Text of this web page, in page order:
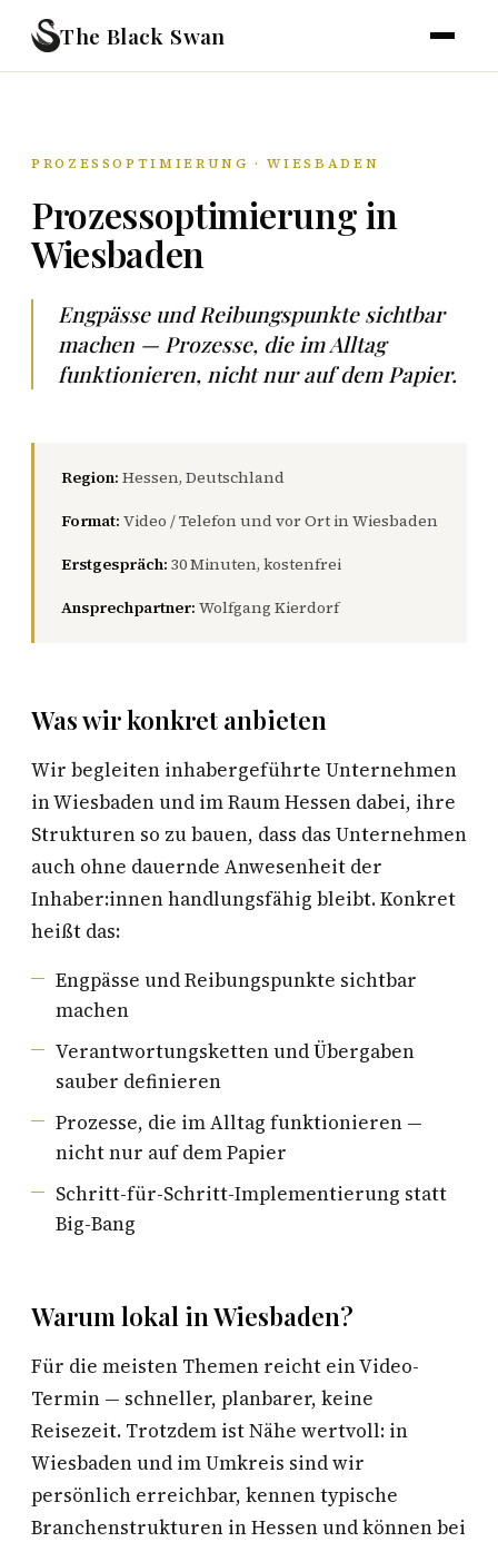
The Black Swan
PROZESSOPTIMIERUNG · WIESBADEN
Prozessoptimierung in
Wiesbaden
Engpässe und Reibungspunkte sichtbar
machen — Prozesse, die im Alltag
funktionieren, nicht nur auf dem Papier.
Region: Hessen, Deutschland
Format: Video / Telefon und vor Ort in Wiesbaden
Erstgespräch: 30 Minuten, kostenfrei
Ansprechpartner: Wolfgang Kierdorf
Was wir konkret anbieten
Wir begleiten inhabergeführte Unternehmen
in Wiesbaden und im Raum Hessen dabei, ihre
Strukturen so zu bauen, dass das Unternehmen
auch ohne dauernde Anwesenheit der
Inhaber:innen handlungsfähig bleibt. Konkret
heißt das:
Engpässe und Reibungspunkte sichtbar
machen
Verantwortungsketten und Übergaben
sauber definieren
Prozesse, die im Alltag funktionieren —
nicht nur auf dem Papier
Schritt-für-Schritt-Implementierung statt
Big-Bang
Warum lokal in Wiesbaden?
Für die meisten Themen reicht ein Video-
Termin — schneller, planbarer, keine
Reisezeit. Trotzdem ist Nähe wertvoll: in
Wiesbaden und im Umkreis sind wir
persönlich erreichbar, kennen typische
Branchenstrukturen in Hessen und können bei